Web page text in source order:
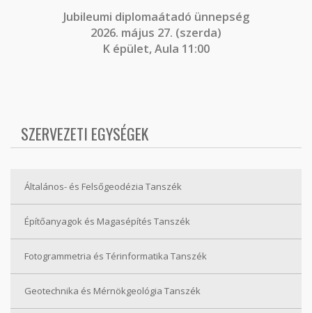
Jubileumi diplomaátadó ünnepség
2026. május 27. (szerda)
K épület, Aula 11:00
SZERVEZETI EGYSÉGEK
Általános- és Felsőgeodézia Tanszék
Építőanyagok és Magasépítés Tanszék
Fotogrammetria és Térinformatika Tanszék
Geotechnika és Mérnökgeológia Tanszék